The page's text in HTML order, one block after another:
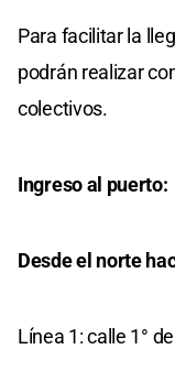
Para facilitar la
podrán realizar
colectivos.
Ingreso al puerto:
Desde el norte
Línea 1: calle 1°